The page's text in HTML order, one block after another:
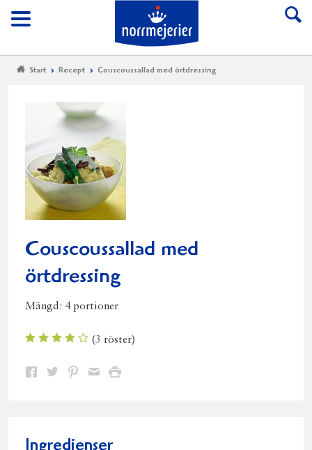
Meny
Till Norrmejerier
Start Recept Couscoussallad med örtdressing
Couscoussallad med
örtdressing
Mängd: 4 portioner
(3 röster)
Dela Dela Dela DelaSkriv
Ingredienser